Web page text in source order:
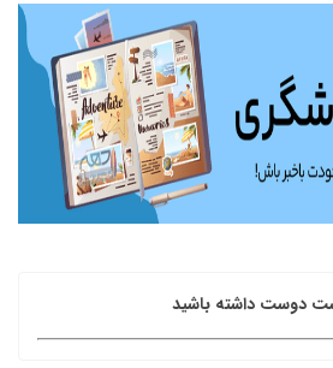
دوست داشته باشید